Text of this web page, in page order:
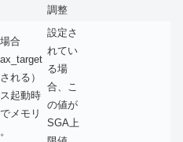
調整
合
れる）
起動時
メモリ
設定さ
れてい
る場
合、こ
の値が
SGA上